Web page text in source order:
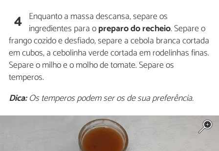
4 Enquanto a massa descansa, separe os
ingredientes para opreparo do recheio. Separe o
frango cozido e desfiado, separe a cebola branca cortada
em cubos, a cebolinha verde cortada em rodelinhas finas.
Separe o milho e o molho de tomate. Separe os
temperos.
Dica:Os temperos podem ser os de sua preferência.